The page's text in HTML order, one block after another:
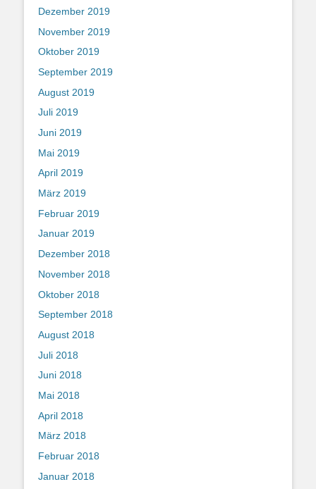
Dezember 2019
November 2019
Oktober 2019
September 2019
August 2019
Juli 2019
Juni 2019
Mai 2019
April 2019
März 2019
Februar 2019
Januar 2019
Dezember 2018
November 2018
Oktober 2018
September 2018
August 2018
Juli 2018
Juni 2018
Mai 2018
April 2018
März 2018
Februar 2018
Januar 2018